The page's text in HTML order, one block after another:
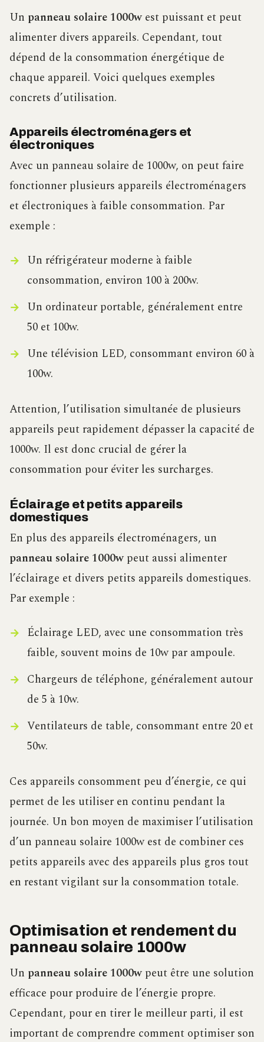
Un panneau solaire 1000w est puissant et peut
alimenter divers appareils. Cependant, tout
dépend de la consommation énergétique de
chaque appareil. Voici quelques exemples
concrets d’utilisation.
Appareils électroménagers et
électroniques
Avec un panneau solaire de 1000w, on peut faire
fonctionner plusieurs appareils électroménagers
et électroniques à faible consommation. Par
exemple :
Un réfrigérateur moderne à faible
consommation, environ 100 à 200w.
Un ordinateur portable, généralement entre
50 et 100w.
Une télévision LED, consommant environ 60 à
100w.
Attention, l’utilisation simultanée de plusieurs
appareils peut rapidement dépasser la capacité de
1000w. Il est donc crucial de gérer la
consommation pour éviter les surcharges.
Éclairage et petits appareils
domestiques
En plus des appareils électroménagers, un
panneau solaire 1000w peut aussi alimenter
l’éclairage et divers petits appareils domestiques.
Par exemple :
Éclairage LED, avec une consommation très
faible, souvent moins de 10w par ampoule.
Chargeurs de téléphone, généralement autour
de 5 à 10w.
Ventilateurs de table, consommant entre 20 et
50w.
Ces appareils consomment peu d’énergie, ce qui
permet de les utiliser en continu pendant la
journée. Un bon moyen de maximiser l’utilisation
d’un panneau solaire 1000w est de combiner ces
petits appareils avec des appareils plus gros tout
en restant vigilant sur la consommation totale.
Optimisation et rendement du
panneau solaire 1000w
Un panneau solaire 1000w peut être une solution
efficace pour produire de l’énergie propre.
Cependant, pour en tirer le meilleur parti, il est
important de comprendre comment optimiser son